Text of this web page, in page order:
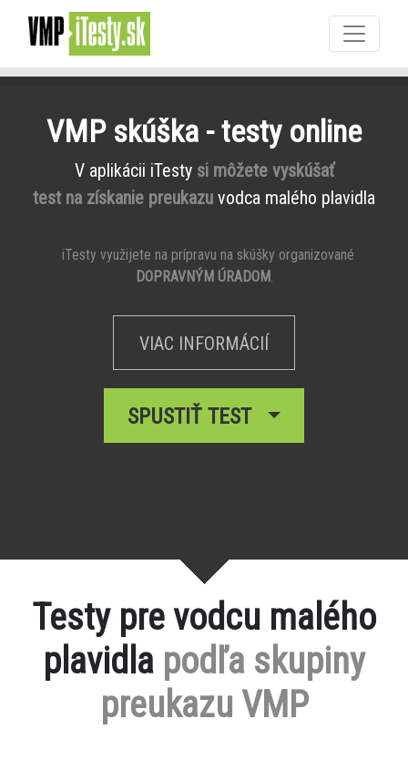
VMP skúška - testy online
V aplikácii iTesty si môžete vyskúšať
test na získanie preukazu vodca malého plavidla
iTesty využijete na prípravu na skúšky organizované
DOPRAVNÝM ÚRADOM.
VIAC INFORMÁCIÍ
SPUSTIŤ TEST
Testy pre vodcu malého
plavidla podľa skupiny
preukazu VMP